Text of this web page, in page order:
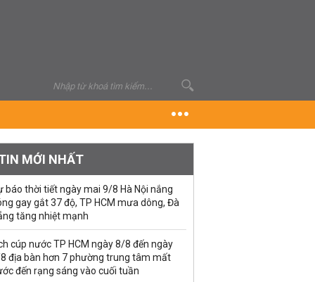
MỚI NHẤT
báo thời tiết ngày mai 9/8 Hà Nội nắng
gay gắt 37 độ, TP HCM mưa dông, Đà
tăng nhiệt mạnh
cúp nước TP HCM ngày 8/8 đến ngày
địa bàn hơn 7 phường trung tâm mất
đến rạng sáng vào cuối tuần